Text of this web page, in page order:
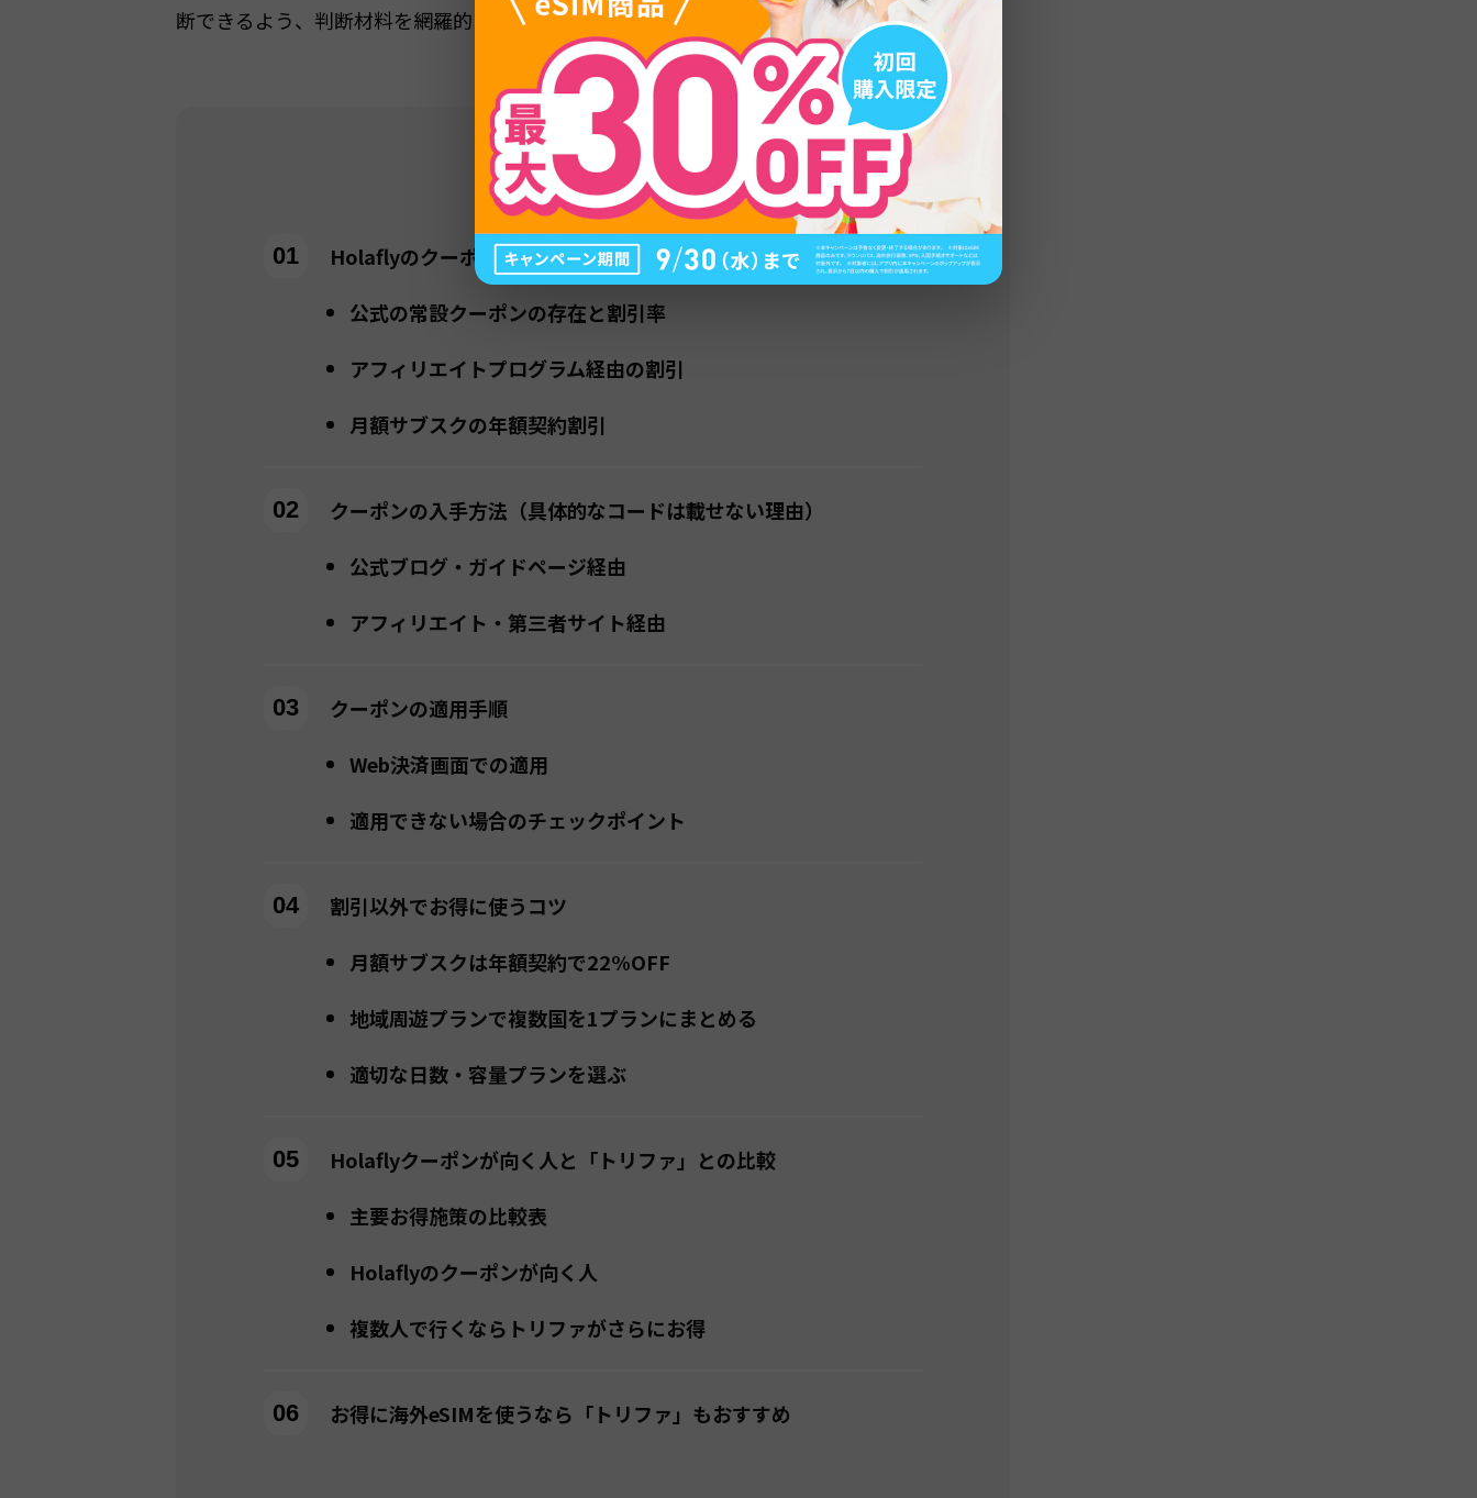
断できるよう、判断材料を網羅的に提供します。
目次
Holaflyのクーポン・割引制度の全体像
公式の常設クーポンの存在と割引率
アフィリエイトプログラム経由の割引
月額サブスクの年額契約割引
クーポンの入手方法（具体的なコードは載せない理由）
公式ブログ・ガイドページ経由
アフィリエイト・第三者サイト経由
クーポンの適用手順
Web決済画面での適用
適用できない場合のチェックポイント
割引以外でお得に使うコツ
月額サブスクは年額契約で22%OFF
地域周遊プランで複数国を1プランにまとめる
適切な日数・容量プランを選ぶ
Holaflyクーポンが向く人と「トリファ」との比較
主要お得施策の比較表
Holaflyのクーポンが向く人
複数人で行くならトリファがさらにお得
お得に海外eSIMを使うなら「トリファ」もおすすめ